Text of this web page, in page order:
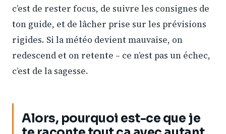
c’est de rester focus, de suivre les consignes de
ton guide, et de lâcher prise sur les prévisions
rigides. Si la météo devient mauvaise, on
redescend et on retente – ce n’est pas un échec,
c’est de la sagesse.
Alors, pourquoi est-ce que je